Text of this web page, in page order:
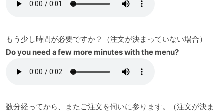
もう少し時間が必要ですか？（注文が決まっていない場合）
Do you need a few more minutes with the menu?
数分経ってから、またご注文を伺いに参ります。（注文が決ま